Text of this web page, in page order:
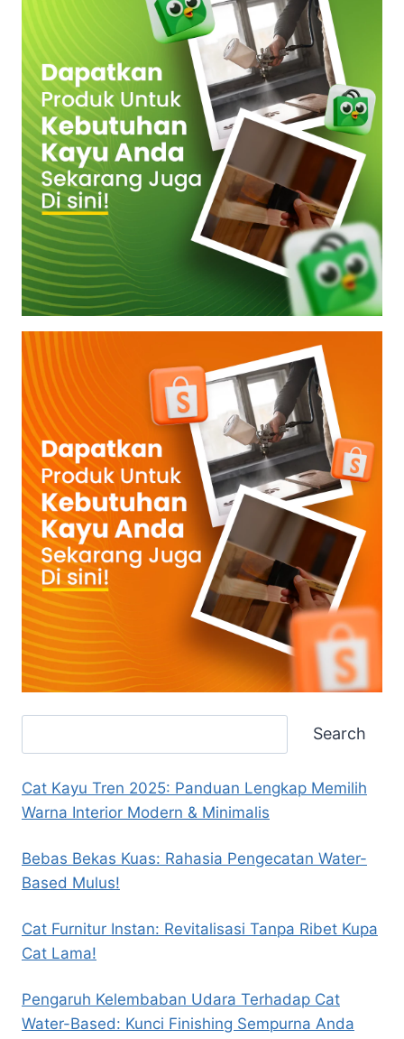
Search
Cat Kayu Tren 2025: Panduan Lengkap Memilih
Warna Interior Modern & Minimalis
Bebas Bekas Kuas: Rahasia Pengecatan Water-
Based Mulus!
Cat Furnitur Instan: Revitalisasi Tanpa Ribet Kupa
Cat Lama!
Pengaruh Kelembaban Udara Terhadap Cat
Water-Based: Kunci Finishing Sempurna Anda